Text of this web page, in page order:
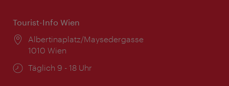
Tourist-Info Wien
Ort:
Albertinaplatz/Maysedergasse
1010 Wien
Öffnungszeiten:
Täglich 9 - 18 Uhr